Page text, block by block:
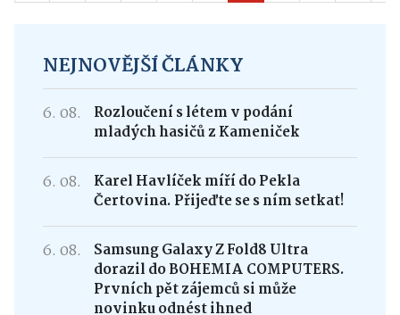
NEJNOVĚJŠÍ ČLÁNKY
6. 08.
Rozloučení s létem v podání
mladých hasičů z Kameniček
6. 08.
Karel Havlíček míří do Pekla
Čertovina. Přijeďte se s ním setkat!
6. 08.
Samsung Galaxy Z Fold8 Ultra
dorazil do BOHEMIA COMPUTERS.
Prvních pět zájemců si může
novinku odnést ihned